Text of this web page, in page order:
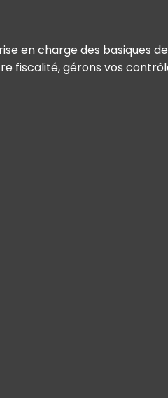
en charge des basiques
fiscalité, gérons vos